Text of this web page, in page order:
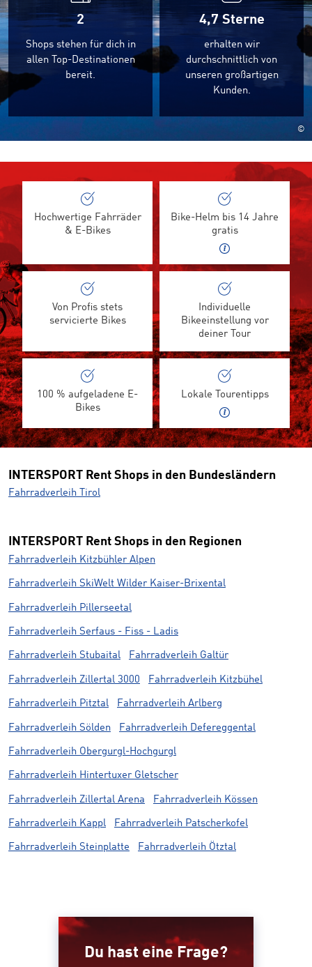
2
Shops stehen für dich in
allen Top-Destinationen
bereit.
4,7Sterne
erhalten wir
durchschnittlich von
unseren großartigen
Kunden.
©
Hochwertige Fahrräder
& E-Bikes
Bike-Helm bis 14 Jahre
gratis
Von Profis stets
servicierte Bikes
Individuelle
Bikeeinstellung vor
deiner Tour
100 % aufgeladene E-
Bikes
Lokale Tourentipps
INTERSPORT Rent Shops in den Bundesländern
Fahrradverleih Tirol
INTERSPORT Rent Shops in den Regionen
Fahrradverleih Kitzbühler Alpen
Fahrradverleih SkiWelt Wilder Kaiser-Brixental
Fahrradverleih Pillerseetal
Fahrradverleih Serfaus - Fiss - Ladis
Fahrradverleih Stubaital Fahrradverleih Galtür
Fahrradverleih Zillertal 3000 Fahrradverleih Kitzbühel
Fahrradverleih Pitztal Fahrradverleih Arlberg
Fahrradverleih Sölden Fahrradverleih Defereggental
Fahrradverleih Obergurgl-Hochgurgl
Fahrradverleih Hintertuxer Gletscher
Fahrradverleih Zillertal Arena Fahrradverleih Kössen
Fahrradverleih Kappl Fahrradverleih Patscherkofel
Fahrradverleih Steinplatte Fahrradverleih Ötztal
Du hast eine Frage?